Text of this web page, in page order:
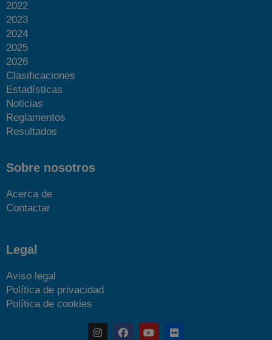
2022
2023
2024
2025
2026
Clasificaciones
Estadísticas
Noticias
Reglamentos
Resultados
Sobre nosotros
Acerca de
Contactar
Legal
Aviso legal
Política de privacidad
Política de cookies